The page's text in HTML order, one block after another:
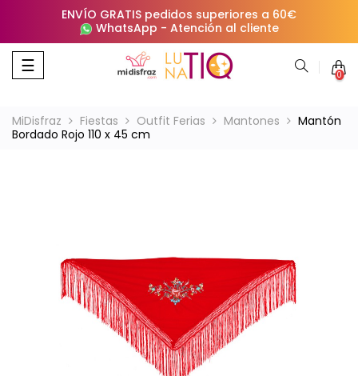
ENVÍO GRATIS pedidos superiores a 60€
WhatsApp - Atención al cliente
Navegación
de
☰ 0
MiDisfraz Fiestas Outfit Ferias Mantones
Mantón
Bordado Rojo 110 x 45 cm